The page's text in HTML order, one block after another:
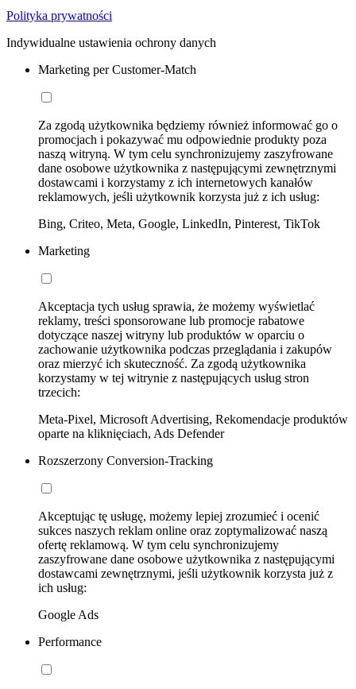
Polityka prywatności
Indywidualne ustawienia ochrony danych
Marketing per Customer-Match
Za zgodą użytkownika będziemy również informować go o
promocjach i pokazywać mu odpowiednie produkty poza
naszą witryną. W tym celu synchronizujemy zaszyfrowane
dane osobowe użytkownika z następującymi zewnętrznymi
dostawcami i korzystamy z ich internetowych kanałów
reklamowych, jeśli użytkownik korzysta już z ich usług:
Bing, Criteo, Meta, Google, LinkedIn, Pinterest, TikTok
Marketing
Akceptacja tych usług sprawia, że możemy wyświetlać
reklamy, treści sponsorowane lub promocje rabatowe
dotyczące naszej witryny lub produktów w oparciu o
zachowanie użytkownika podczas przeglądania i zakupów
oraz mierzyć ich skuteczność. Za zgodą użytkownika
korzystamy w tej witrynie z następujących usług stron
trzecich:
Meta-Pixel, Microsoft Advertising, Rekomendacje produktów
oparte na kliknięciach, Ads Defender
Rozszerzony Conversion-Tracking
Akceptując tę usługę, możemy lepiej zrozumieć i ocenić
sukces naszych reklam online oraz zoptymalizować naszą
ofertę reklamową. W tym celu synchronizujemy
zaszyfrowane dane osobowe użytkownika z następującymi
dostawcami zewnętrznymi, jeśli użytkownik korzysta już z
ich usług:
Google Ads
Performance